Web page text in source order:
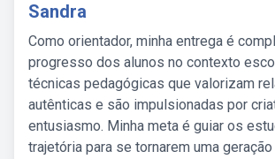
Sandra
Como orientador, minha entrega é
progresso dos alunos no contexto
técnicas pedagógicas que valorizam
autênticas e são impulsionadas por
entusiasmo. Minha meta é guiar os
trajetória para se tornarem uma